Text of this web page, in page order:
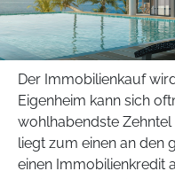
Der Immobilienkauf
Eigenheim kann sich
wohlhabendste
liegt zum einen an den
einen Immobilienkredit